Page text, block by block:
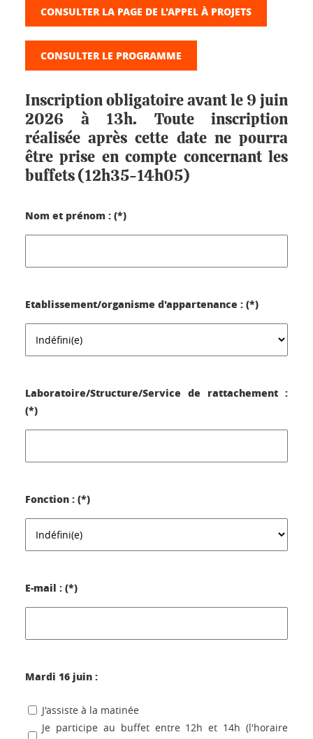
CONSULTER LA PAGE DE L'APPEL À PROJETS
CONSULTER LE PROGRAMME
Inscription obligatoire avant le 9 juin
2026 à 13h. Toute inscription
réalisée après cette date ne pourra
être prise en compte concernant les
buffets (12h35-14h05)
Nom et prénom : (*)
Etablissement/organisme d'appartenance : (*)
Laboratoire/Structure/Service de rattachement :
(*)
Fonction : (*)
E-mail : (*)
Mardi 16 juin :
J'assiste à la matinée
Je participe au buffet entre 12h et 14h (l'horaire